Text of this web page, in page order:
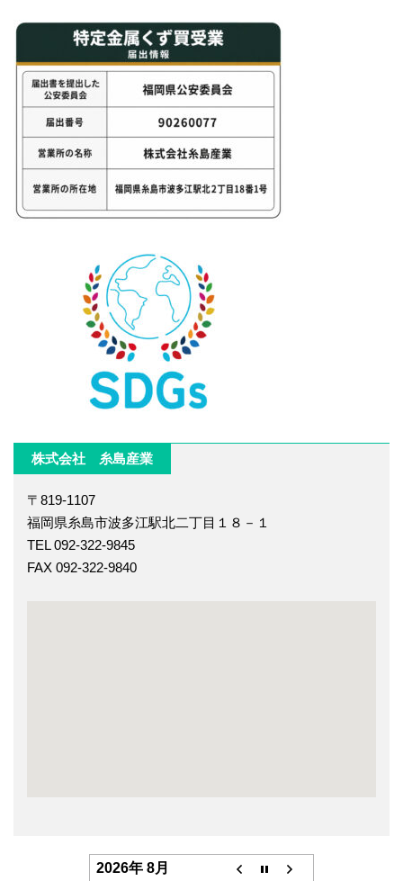
株式会社 糸島産業
〒819-1107
福岡県糸島市波多江駅北二丁目１８－１
TEL 092-322-9845
FAX 092-322-9840
2026年 8月